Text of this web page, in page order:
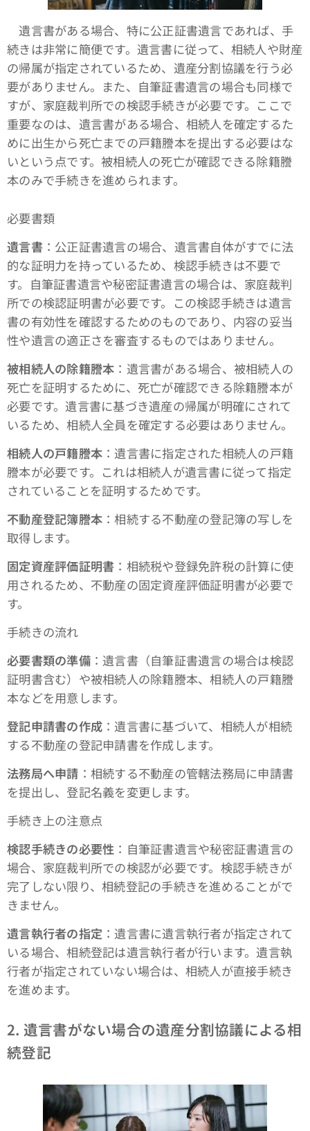
遺言書がある場合、特に公正証書遺言であれば、手
続きは非常に簡便です。遺言書に従って、相続人や財産
の帰属が指定されているため、遺産分割協議を行う必
要がありません。また、自筆証書遺言の場合も同様で
すが、家庭裁判所での検認手続きが必要です。ここで
重要なのは、遺言書がある場合、相続人を確定するた
めに出生から死亡までの戸籍謄本を提出する必要はな
いという点です。被相続人の死亡が確認できる除籍謄
本のみで手続きを進められます。
必要書類
遺言書：公正証書遺言の場合、遺言書自体がすでに法
的な証明力を持っているため、検認手続きは不要で
す。自筆証書遺言や秘密証書遺言の場合は、家庭裁判
所での検認証明書が必要です。この検認手続きは遺言
書の有効性を確認するためのものであり、内容の妥当
性や遺言の適正さを審査するものではありません。
被相続人の除籍謄本 ：遺言書がある場合、被相続人の
死亡を証明するために、死亡が確認できる除籍謄本が
必要です。遺言書に基づき遺産の帰属が明確にされて
いるため、相続人全員を確定する必要はありません。
相続人の戸籍謄本 ：遺言書に指定された相続人の戸籍
謄本が必要です。これは相続人が遺言書に従って指定
されていることを証明するためです。
不動産登記簿謄本 ：相続する不動産の登記簿の写しを
取得します。
固定資産評価証明書 ：相続税や登録免許税の計算に使
用されるため、不動産の固定資産評価証明書が必要で
す。
手続きの流れ
必要書類の準備：遺言書（自筆証書遺言の場合は検認
証明書含む）や被相続人の除籍謄本、相続人の戸籍謄
本などを用意します。
登記申請書の作成 ：遺言書に基づいて、相続人が相続
する不動産の登記申請書を作成します。
法務局へ申請 ：相続する不動産の管轄法務局に申請書
を提出し、登記名義を変更します。
手続き上の注意点
検認手続きの必要性 ：自筆証書遺言や秘密証書遺言の
場合、家庭裁判所での検認が必要です。検認手続きが
完了しない限り、相続登記の手続きを進めることがで
きません。
遺言執行者の指定 ：遺言書に遺言執行者が指定されて
いる場合、相続登記は遺言執行者が行います。遺言執
行者が指定されていない場合は、相続人が直接手続き
を進めます。
2. 遺言書がない場合の遺産分割協議による相
続登記